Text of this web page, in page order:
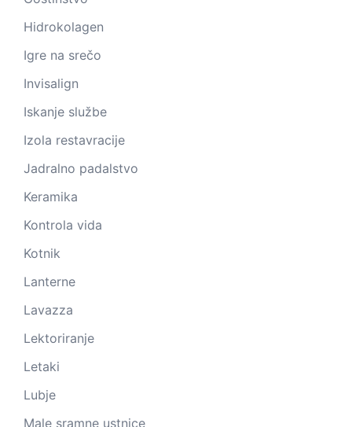
Hidrokolagen
Igre na srečo
Invisalign
Iskanje službe
Izola restavracije
Jadralno padalstvo
Keramika
Kontrola vida
Kotnik
Lanterne
Lavazza
Lektoriranje
Letaki
Lubje
Male sramne ustnice